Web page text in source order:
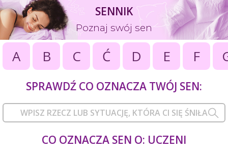
SENNIK
Poznaj swój sen
A B C Ć D E F
SPRAWDŹ CO OZNACZA TWÓJ SEN:
CO OZNACZA SEN O: UCZENI